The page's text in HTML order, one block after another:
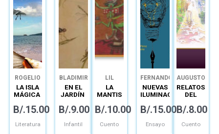
ROGELIO
SINÁN
LA ISLA
MÁGICA
B/.15.00
Literatura
BLADIMIR
VÍQUEZ
EN EL
JARDÍN
B/.9.00
Infantil
LIL
MARÍA
HERRERA
LA
MANTIS
Y SU
MALABARILLOSO
B/.10.00
Cuento
FERNANDO
BURGOS
FÁTIMA
NUEVAS
ILUMINACIONES:
LARGA
DE
B/.15.00
Ensayo
AUGUSTO
CEDEÑO
RELATOS
DEL
B/.8.00
Cuento